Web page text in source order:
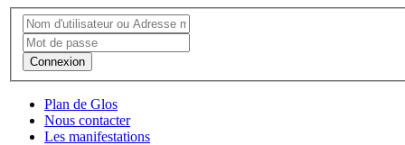
Connexion
Plan de Glos
Nous contacter
Les manifestations